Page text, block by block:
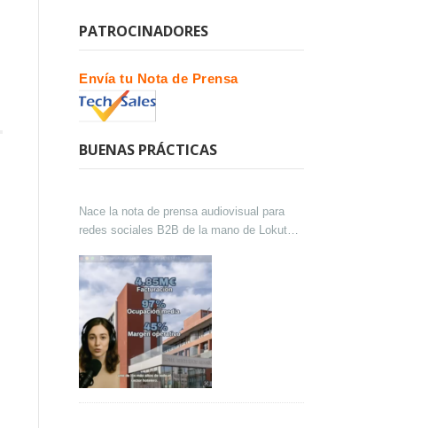
PATROCINADORES
Envía tu Nota de Prensa
BUENAS PRÁCTICAS
Nace la nota de prensa audiovisual para
redes sociales B2B de la mano de Lokutor